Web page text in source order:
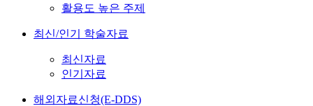
활용도 높은 주제
최신/인기 학술자료
최신자료
인기자료
해외자료신청(E-DDS)